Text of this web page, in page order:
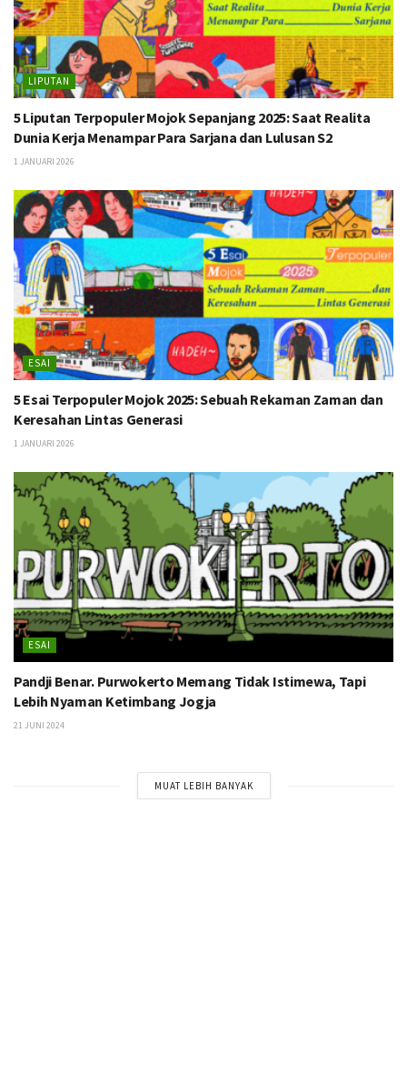
LIPUTAN
5 Liputan Terpopuler Mojok Sepanjang 2025: Saat Realita
Dunia Kerja Menampar Para Sarjana dan Lulusan S2
1 JANUARI 2026
ESAI
5 Esai Terpopuler Mojok 2025: Sebuah Rekaman Zaman dan
Keresahan Lintas Generasi
1 JANUARI 2026
ESAI
Pandji Benar. Purwokerto Memang Tidak Istimewa, Tapi
Lebih Nyaman Ketimbang Jogja
21 JUNI 2024
MUAT LEBIH BANYAK